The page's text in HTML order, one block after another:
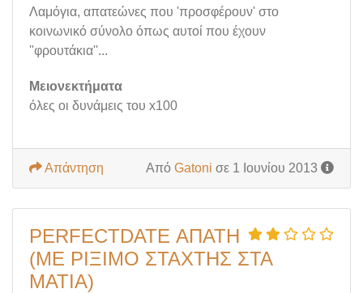
Λαμόγια, απατεώνες που 'προσφέρουν' στο
κοινωνικό σύνολο όπως αυτοί που έχουν
''φρουτάκια''...
Μειονεκτήματα
όλες οι δυνάμεις του x100
Από Gatoni σε 1 Ιουνίου 2013
Απάντηση
PERFECTDATE ΑΠΑΤΗ
(ΜΕ ΡΊΞΙΜΟ ΣΤΆΧΤΗΣ ΣΤΑ
ΜΆΤΙΑ)